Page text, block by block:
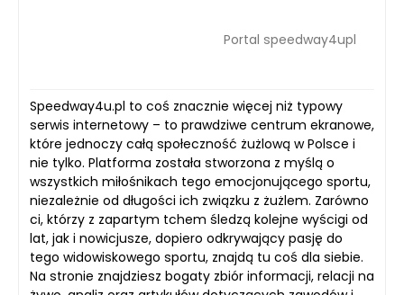
Portal speedway4upl
Speedway4u.pl to coś znacznie więcej niż typowy
serwis internetowy – to prawdziwe centrum ekranowe,
które jednoczy całą społeczność żużlową w Polsce i
nie tylko. Platforma została stworzona z myślą o
wszystkich miłośnikach tego emocjonującego sportu,
niezależnie od długości ich związku z żużlem. Zarówno
ci, którzy z zapartym tchem śledzą kolejne wyścigi od
lat, jak i nowicjusze, dopiero odkrywający pasję do
tego widowiskowego sportu, znajdą tu coś dla siebie.
Na stronie znajdziesz bogaty zbiór informacji, relacji na